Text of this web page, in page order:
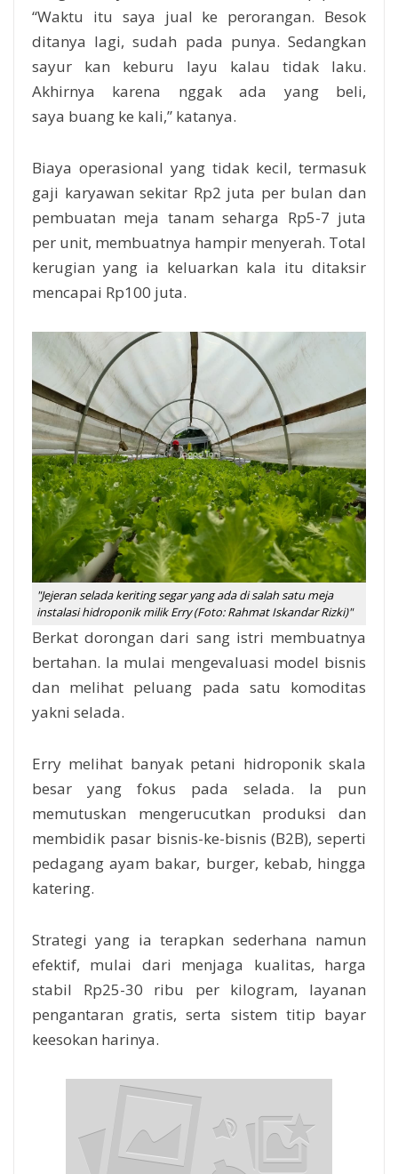
“Waktu itu saya jual ke perorangan. Besok
ditanya lagi, sudah pada punya. Sedangkan
sayur kan keburu layu kalau tidak laku.
Akhirnya karena nggak ada yang beli,
saya buang ke kali,” katanya.
Biaya operasional yang tidak kecil, termasuk
gaji karyawan sekitar Rp2 juta per bulan dan
pembuatan meja tanam seharga Rp5-7 juta
per unit, membuatnya hampir menyerah. Total
kerugian yang ia keluarkan kala itu ditaksir
mencapai Rp100 juta.
"Jejeran selada keriting segar yang ada di salah satu meja
instalasi hidroponik milik Erry (Foto: Rahmat Iskandar Rizki)"
Berkat dorongan dari sang istri membuatnya
bertahan. Ia mulai mengevaluasi model bisnis
dan melihat peluang pada satu komoditas
yakni selada.
Erry melihat banyak petani hidroponik skala
besar yang fokus pada selada. Ia pun
memutuskan mengerucutkan produksi dan
membidik pasar bisnis-ke-bisnis (B2B), seperti
pedagang ayam bakar, burger, kebab, hingga
katering.
Strategi yang ia terapkan sederhana namun
efektif, mulai dari menjaga kualitas, harga
stabil Rp25-30 ribu per kilogram, layanan
pengantaran gratis, serta sistem titip bayar
keesokan harinya.